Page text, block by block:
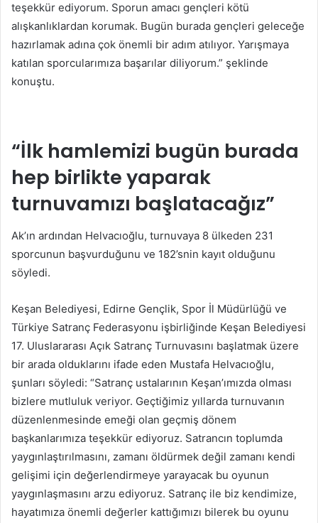
teşekkür ediyorum. Sporun amacı gençleri kötü
alışkanlıklardan korumak. Bugün burada gençleri geleceğe
hazırlamak adına çok önemli bir adım atılıyor. Yarışmaya
katılan sporcularımıza başarılar diliyorum.” şeklinde
konuştu.
“İlk hamlemizi bugün burada
hep birlikte yaparak
turnuvamızı başlatacağız”
Ak’ın ardından Helvacıoğlu, turnuvaya 8 ülkeden 231
sporcunun başvurduğunu ve 182’snin kayıt olduğunu
söyledi.
Keşan Belediyesi, Edirne Gençlik, Spor İl Müdürlüğü ve
Türkiye Satranç Federasyonu işbirliğinde Keşan Belediyesi
17. Uluslararası Açık Satranç Turnuvasını başlatmak üzere
bir arada olduklarını ifade eden Mustafa Helvacıoğlu,
şunları söyledi: “Satranç ustalarının Keşan’ımızda olması
bizlere mutluluk veriyor. Geçtiğimiz yıllarda turnuvanın
düzenlenmesinde emeği olan geçmiş dönem
başkanlarımıza teşekkür ediyoruz. Satrancın toplumda
yaygınlaştırılmasını, zamanı öldürmek değil zamanı kendi
gelişimi için değerlendirmeye yarayacak bu oyunun
yaygınlaşmasını arzu ediyoruz. Satranç ile biz kendimize,
hayatımıza önemli değerler kattığımızı bilerek bu oyunu